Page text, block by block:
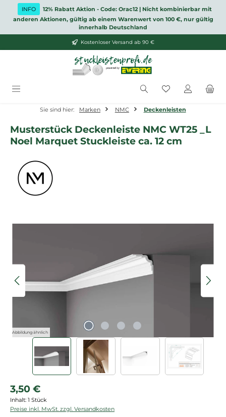
Zum Hauptinhalt springen
INFO
12% Rabatt Aktion - Code: Orac12 | Nicht kombinierbar mit
anderen Aktionen, gültig ab einem Warenwert von 100 €, nur gültig
innerhalb Deutschland
Kostenloser Versand ab 90 €
Du hast 0
Sie sind hier: Marken NMC Deckenleisten
Musterstück Deckenleiste NMC WT25 _L
Noel Marquet Stuckleiste ca. 12 cm
Abbildung ähnlich
Regulärer Preis:
3,50 €
Inhalt: 1 Stück
Preise inkl. MwSt. zzgl. Versandkosten